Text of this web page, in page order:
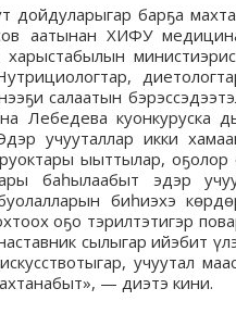
дойдуларыгар барҕа
аатынан ХИФУ
харыстабылын
салаатын
Лебедева куонкуруска
учууталлар икки
ыыттылар,
баһылаабыт эдэр
биһиэхэ
оҕо тэрилтэтигэр
сылыгар ийэбит
учуутал
— диэтэ кини.